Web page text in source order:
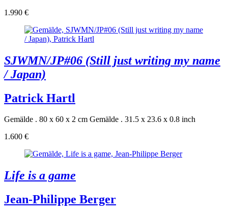
1.990 €
SJWMN/JP#06 (Still just writing my name
/ Japan)
Patrick Hartl
Gemälde . 80 x 60 x 2 cm Gemälde . 31.5 x 23.6 x 0.8 inch
1.600 €
Life is a game
Jean-Philippe Berger